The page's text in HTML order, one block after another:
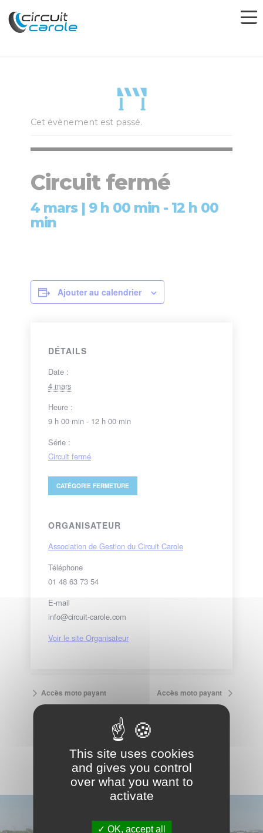
Cet évènement est passé.
Circuit fermé
4 mars | 9 h 00 min - 12 h 00
min
Ajouter au calendrier
DÉTAILS
Date :
4 mars
Heure :
9 h 00 min - 12 h 00 min
Série :
Circuit fermé
CATÉGORIEFERMETURE
ORGANISATEUR
Association de Gestion du Circuit Carole
Téléphone
01 48 63 73 54
E-mail
info@circuit-carole.com
Voir le site Organisateur
Accès moto payant Accès moto payant
VOIR LE CALENDRIER COMPLET
This site uses cookies
and gives you control
over what you want to
activate
OK, accept all